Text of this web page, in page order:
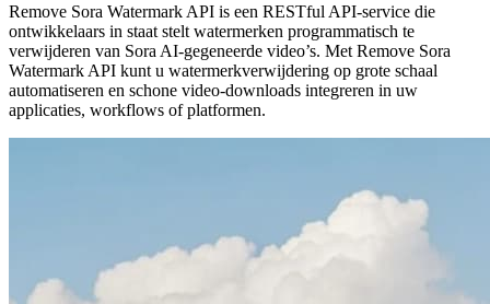
Remove Sora Watermark API is een RESTful API-service die
ontwikkelaars in staat stelt watermerken programmatisch te
verwijderen van Sora AI-gegeneerde video’s. Met Remove Sora
Watermark API kunt u watermerkverwijdering op grote schaal
automatiseren en schone video-downloads integreren in uw
applicaties, workflows of platformen.